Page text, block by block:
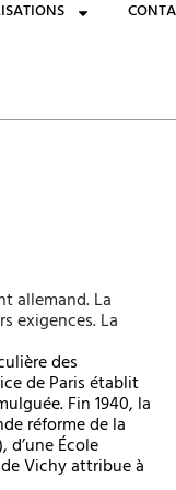
allemand. La
exigences. La
des
de Paris établit
Fin 1940, la
réforme de la
École
Vichy attribue à